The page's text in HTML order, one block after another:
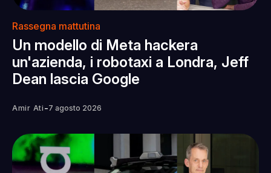
Rassegna mattutina
Un modello di Meta hackera
un'azienda, i robotaxi a Londra, Jeff
Dean lascia Google
Amir Ati -7 agosto 2026